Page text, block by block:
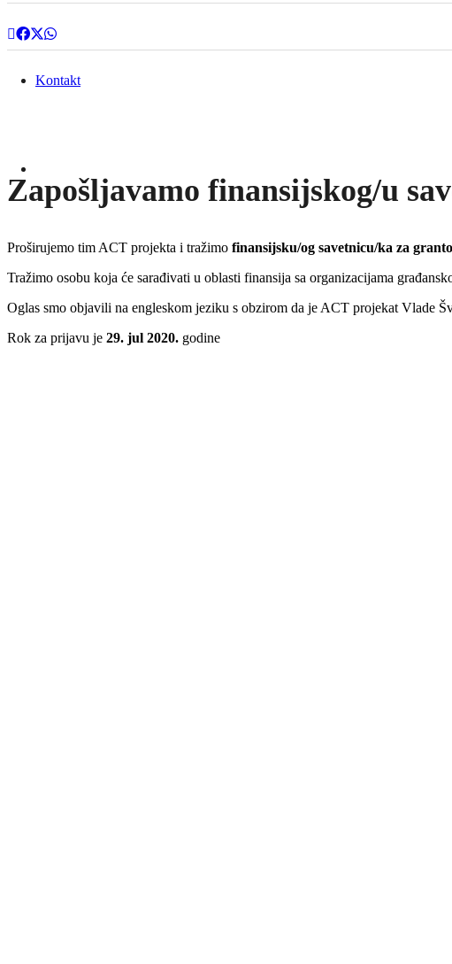
Kontakt
14
Zapošljavamo finansijskog/u
Proširujemo tim ACT projekta i tražimo finansijsku/og savetnicu/ka za
Tražimo osobu koja će sarađivati u oblasti finansija sa organizacijama
Oglas smo objavili na engleskom jeziku s obzirom da je ACT projekat Vlade
Rok za prijavu je 29. jul 2020. godine